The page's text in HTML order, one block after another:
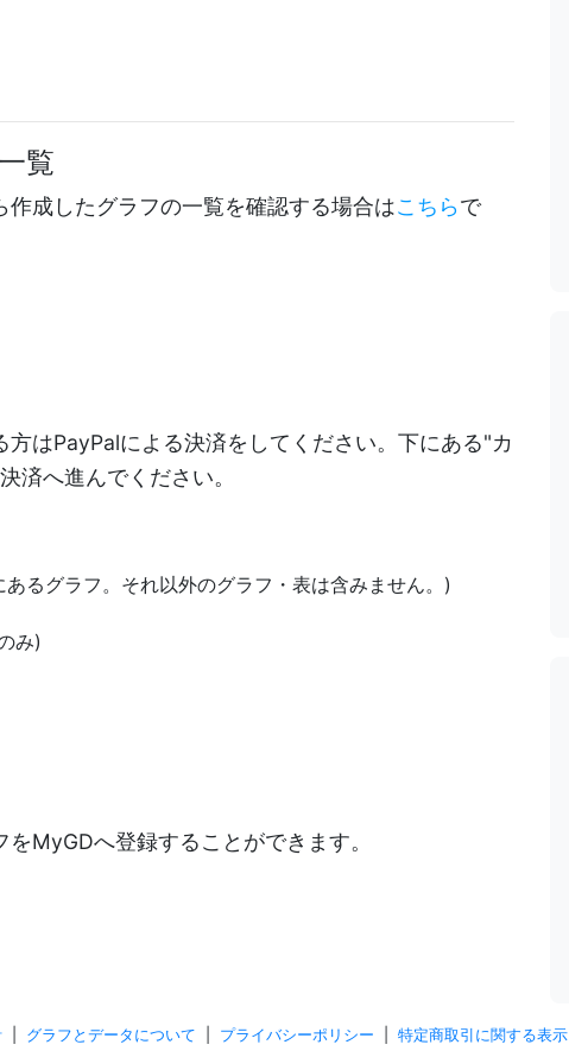
覧
成したグラフの一覧を確認する場合はこちらで
はPayPalによる決済をしてください。下にある"カ
済へ進んでください。
るグラフ。それ以外のグラフ・表は含みません。)
み)
MyGDへ登録することができます。
グラフとデータについて プライバシーポリシー 特定商取引に関する表示